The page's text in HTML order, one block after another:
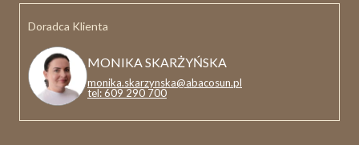
Doradca Klienta
MONIKA SKARŻYŃSKA
monika.skarzynska@abacosun.pl
tel: 609 290 700